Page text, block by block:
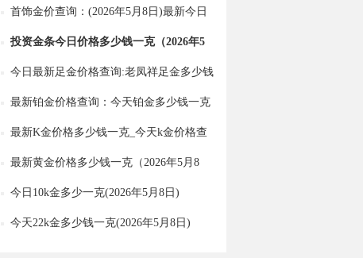
首饰金价查询：(2026年5月8日)最新今日
金价多少一克？
投资金条今日价格多少钱一克（2026年5
月8日）
今日最新足金价格查询:老凤祥足金多少钱
一克（2026年5月8日）
最新铂金价格查询：今天铂金多少钱一克
（2026年5月8日）
最新K金价格多少钱一克_今天k金价格查
询（2026年5月8日）
最新黄金价格多少钱一克（2026年5月8
日）
今日10k金多少一克(2026年5月8日)
今天22k金多少钱一克(2026年5月8日)